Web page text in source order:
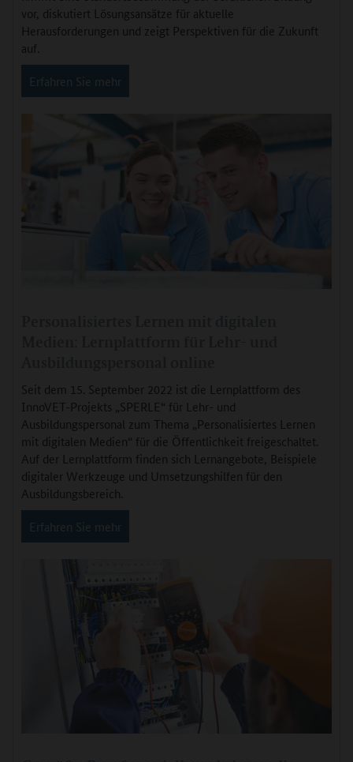
vor, diskutiert Lösungsansätze für aktuelle
Herausforderungen und zeigt Perspektiven für die Zukunft
auf.
Erfahren Sie mehr
Seit dem 15. September 2022 ist die Lernplattform des
InnoVET-Projekts „SPERLE“ für Lehr- und
Ausbildungspersonal zum Thema „Personalisiertes Lernen
mit digitalen Medien“ für die Öffentlichkeit freigeschaltet.
Auf der Lernplattform finden sich Lernangebote, Beispiele
digitaler Werkzeuge und Umsetzungshilfen für den
Ausbildungsbereich.
Erfahren Sie mehr